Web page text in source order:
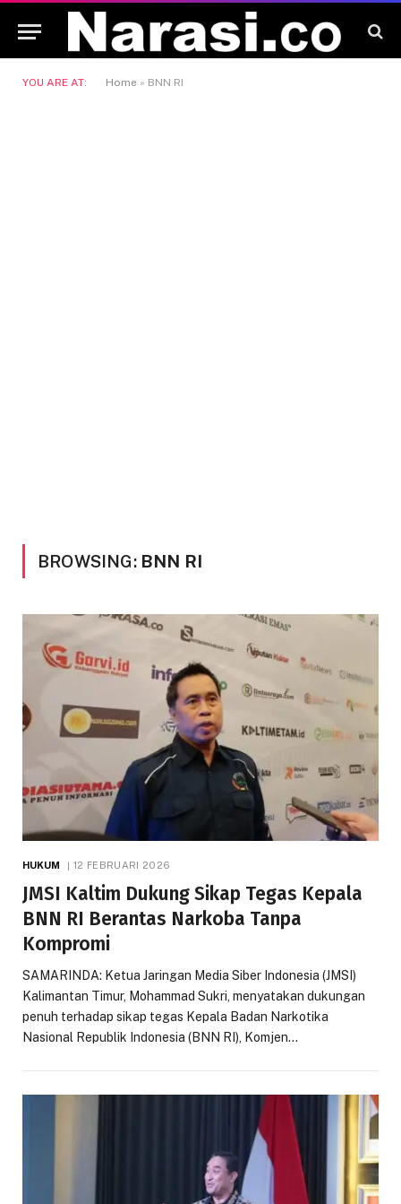
YOU ARE AT: Home » BNN RI
BROWSING: BNN RI
HUKUM 12 FEBRUARI 2026
JMSI Kaltim Dukung Sikap Tegas Kepala
BNN RI Berantas Narkoba Tanpa
Kompromi
SAMARINDA: Ketua Jaringan Media Siber Indonesia (JMSI)
Kalimantan Timur, Mohammad Sukri, menyatakan dukungan
penuh terhadap sikap tegas Kepala Badan Narkotika
Nasional Republik Indonesia (BNN RI), Komjen…